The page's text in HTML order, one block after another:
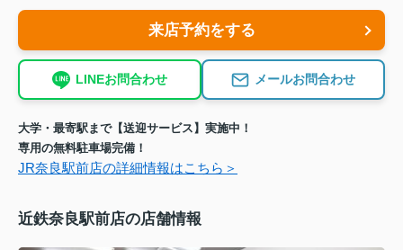
来店予約をする
LINEお問合わせ メールお問合わせ
大学・最寄駅まで【送迎サービス】実施中！
専用の無料駐車場完備！
JR奈良駅前店の詳細情報はこちら＞
近鉄奈良駅前店の店舗情報